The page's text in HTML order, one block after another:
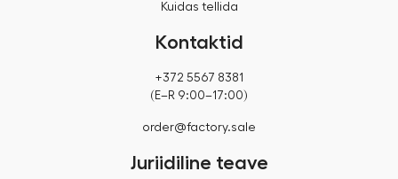
Kuidas tellida
Kontaktid
+372 5567 8381
(E–R 9:00–17:00)
order@factory.sale
Juriidiline teave